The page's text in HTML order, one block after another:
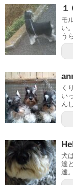
モ
い
う
く
い
ん
犬
達
達